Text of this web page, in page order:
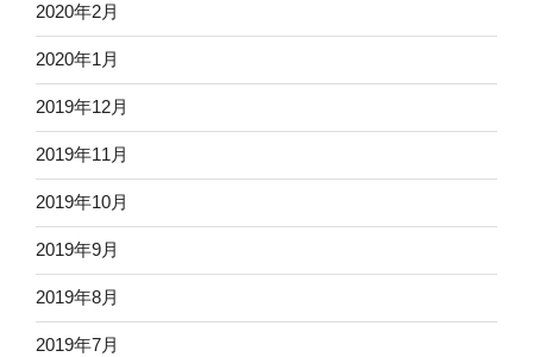
2020年2月
2020年1月
2019年12月
2019年11月
2019年10月
2019年9月
2019年8月
2019年7月